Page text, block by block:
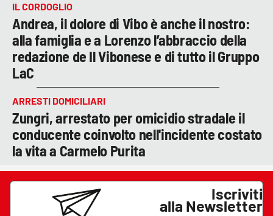
IL CORDOGLIO
Andrea, il dolore di Vibo è anche il nostro:
alla famiglia e a Lorenzo l’abbraccio della
redazione de Il Vibonese e di tutto il Gruppo
LaC
ARRESTI DOMICILIARI
Zungri, arrestato per omicidio stradale il
conducente coinvolto nell'incidente costato
la vita a Carmelo Purita
Iscriviti
alla Newsletter